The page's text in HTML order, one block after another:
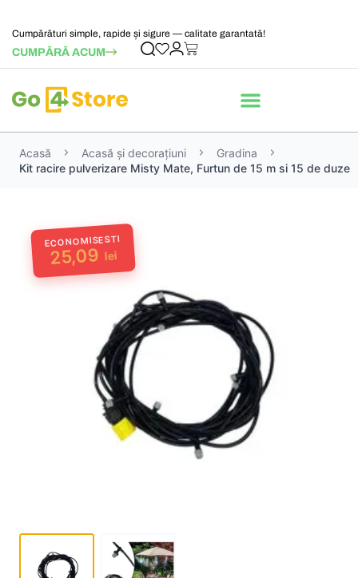
Cumpărături simple, rapide și sigure — calitate garantată!
CUMPĂRĂ ACUM
Acasă Acasă și decorațiuni
Gradina
Kit racire pulverizare Misty Mate, Furtun de 15 m si 15 de duze
ECONOMISESTI
25,09 lei